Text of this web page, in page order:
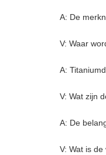
A: De
V: Waar
A:
V: Wat zijn
A: De
V: Wat is